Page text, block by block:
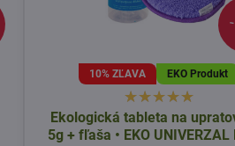
10% ZĽAVA EKO Produkt
Ekologická tableta na
5g + fľaša • EKO UNIVERZAL